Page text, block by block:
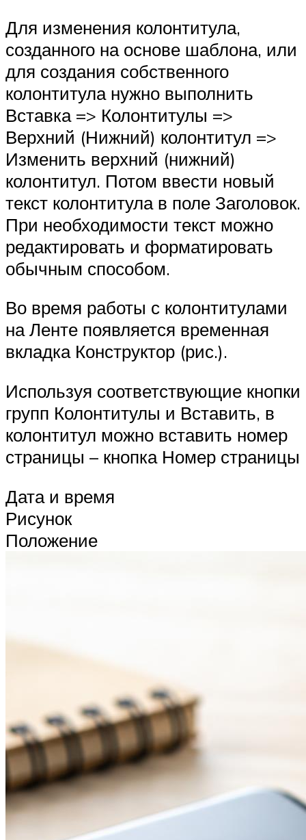
Для изменения колонтитула,
созданного на основе шаблона, или
для создания собственного
колонтитула нужно выполнить
Вставка => Колонтитулы =>
Верхний (Нижний) колонтитул =>
Изменить верхний (нижний)
колонтитул. Потом ввести новый
текст колонтитула в поле Заголовок.
При необходимости текст можно
редактировать и форматировать
обычным способом.
Во время работы с колонтитулами
на Ленте появляется временная
вкладка Конструктор (рис.).
Используя соответствующие кнопки
групп Колонтитулы и Вставить, в
колонтитул можно вставить номер
страницы – кнопка Номер страницы
Дата и время
Рисунок
Положение